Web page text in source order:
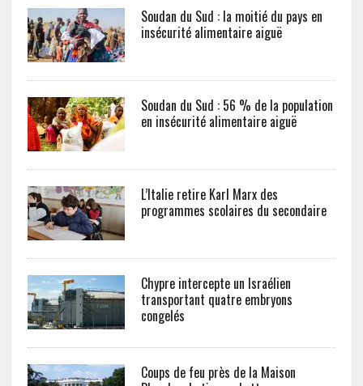
Soudan du Sud : la moitié du pays en
insécurité alimentaire aiguë
Soudan du Sud : 56 % de la population
en insécurité alimentaire aiguë
L’Italie retire Karl Marx des
programmes scolaires du secondaire
Chypre intercepte un Israélien
transportant quatre embryons
congelés
Coups de feu près de la Maison